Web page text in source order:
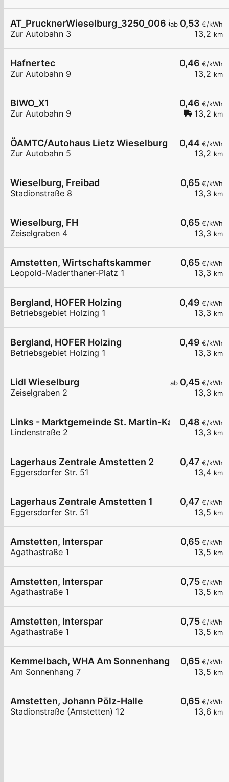
ab 0,53 €/kWh
13,2 km
AT_PrucknerWieselburg_3250_006 öffentlich
Zur Autobahn 3
0,46 €/kWh
13,2 km
Hafnertec
Zur Autobahn 9
0,46 €/kWh
13,2 km
BIWO_X1
Zur Autobahn 9
0,44 €/kWh
13,2 km
ÖAMTC/Autohaus Lietz Wieselburg
Zur Autobahn 5
0,65 €/kWh
13,3 km
Wieselburg, Freibad
Stadionstraße 8
0,65 €/kWh
13,3 km
Wieselburg, FH
Zeiselgraben 4
0,65 €/kWh
13,3 km
Amstetten, Wirtschaftskammer
Leopold-Maderthaner-Platz 1
0,49 €/kWh
13,3 km
Bergland, HOFER Holzing
Betriebsgebiet Holzing 1
0,49 €/kWh
13,3 km
Bergland, HOFER Holzing
Betriebsgebiet Holzing 1
ab 0,45 €/kWh
13,3 km
Lidl Wieselburg
Zeiselgraben 2
0,48 €/kWh
13,3 km
Links - Marktgemeinde St. Martin-Karlsbach
Lindenstraße 2
0,47 €/kWh
13,4 km
Lagerhaus Zentrale Amstetten 2
Eggersdorfer Str. 51
0,47 €/kWh
13,5 km
Lagerhaus Zentrale Amstetten 1
Eggersdorfer Str. 51
0,65 €/kWh
13,5 km
Amstetten, Interspar
Agathastraße 1
0,75 €/kWh
13,5 km
Amstetten, Interspar
Agathastraße 1
0,75 €/kWh
13,5 km
Amstetten, Interspar
Agathastraße 1
0,65 €/kWh
13,5 km
Kemmelbach, WHA Am Sonnenhang
Am Sonnenhang 7
0,65 €/kWh
13,6 km
Amstetten, Johann Pölz-Halle
Stadionstraße (Amstetten) 12